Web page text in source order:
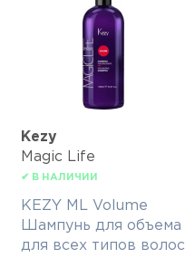
Kezy
Magic Life
✔ В НАЛИЧИИ
KEZY ML Volume
Шампунь для объема
для всех типов волос